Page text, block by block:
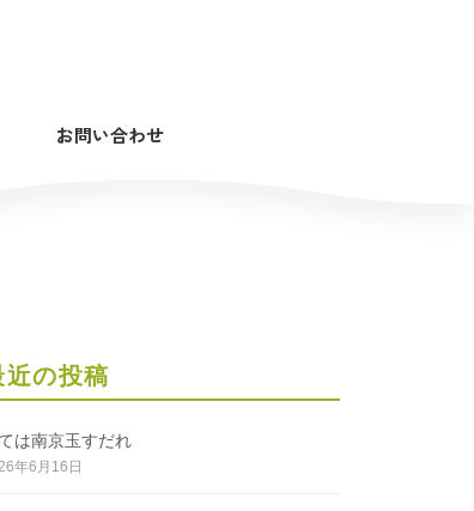
お問い合わせ
近の投稿
は南京玉すだれ
年6月16日